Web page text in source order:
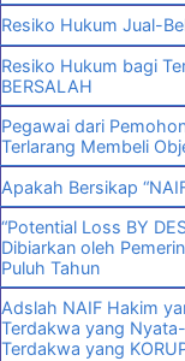
Resiko Hukum Jual-
Resiko Hukum bagi
BERSALAH
Pegawai dari
Terlarang Membeli
Apakah Bersikap
“Potential Loss BY
Dibiarkan oleh
Puluh Tahun
Adslah NAIF Hakim
Terdakwa yang
Terdakwa yang